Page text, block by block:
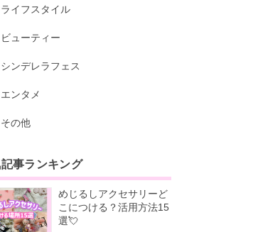
ライフスタイル
ビューティー
シンデレラフェス
エンタメ
その他
記事ランキング
めじるしアクセサリーど
こにつける？活用方法15
選💘